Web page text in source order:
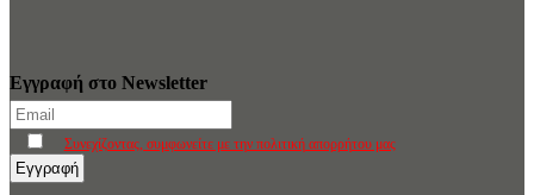
Εγγραφή στο Newsletter
Συνεχίζοντας, συμφωνείτε με την πολιτική απορρήτου μας